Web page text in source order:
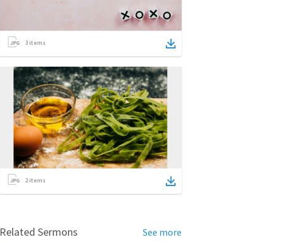
3 items
2items
Related Sermons See more